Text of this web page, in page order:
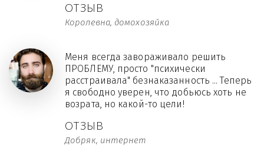
ОТЗЫВ
Королевна, домохозяйка
ОТЗЫВ
Добряк, интернет
Меня всегда завораживало решить
ПРОБЛЕМУ, просто "психически
расстраивала" безнаказанность ... Теперь
я свободно уверен, что добьюсь хоть не
возрата, но какой-то цели!